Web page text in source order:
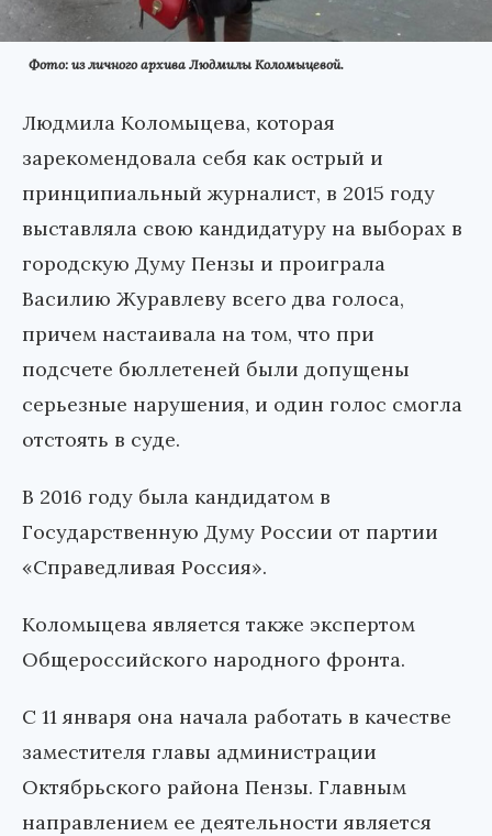
Фото: из личного архива Людмилы Коломыцевой.
Людмила Коломыцева, которая
зарекомендовала себя как острый и
принципиальный журналист, в 2015 году
выставляла свою кандидатуру на выборах в
городскую Думу Пензы и проиграла
Василию Журавлеву всего два голоса,
причем настаивала на том, что при
подсчете бюллетеней были допущены
серьезные нарушения, и один голос смогла
отстоять в суде.
В 2016 году была кандидатом в
Государственную Думу России от партии
«Справедливая Россия».
Коломыцева является также экспертом
Общероссийского народного фронта.
С 11 января она начала работать в качестве
заместителя главы администрации
Октябрьского района Пензы. Главным
направлением ее деятельности является